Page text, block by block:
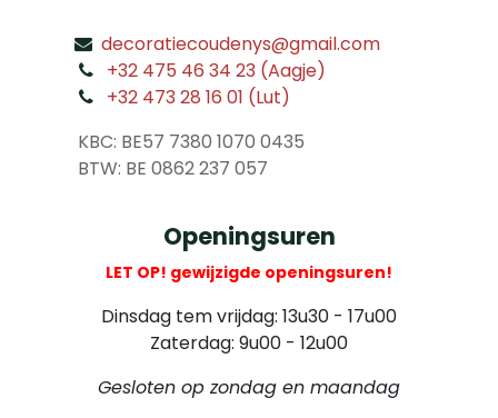
decoratiecoudenys@gmail.com
+32 475 46 34 23 (Aagje)
+32 473 28 16 01 (Lut)
KBC: BE57 7380 1070 0435
​ BTW: BE 0862 237 057
Openingsuren
LET OP! gewijzigde openingsuren!
Dinsdag tem vrijdag: 13u30 - 17u00
Zaterdag: 9u00 - 12u00
Gesloten op zondag en maandag